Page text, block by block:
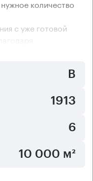
количество
с уже готовой
вентиляции и
поддерживать
коридорно-
B
1913
6
10 000 м²